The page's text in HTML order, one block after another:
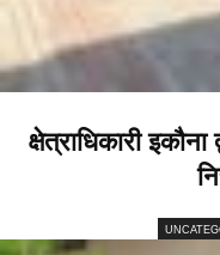
क्षेत्राधिकारी इकौना